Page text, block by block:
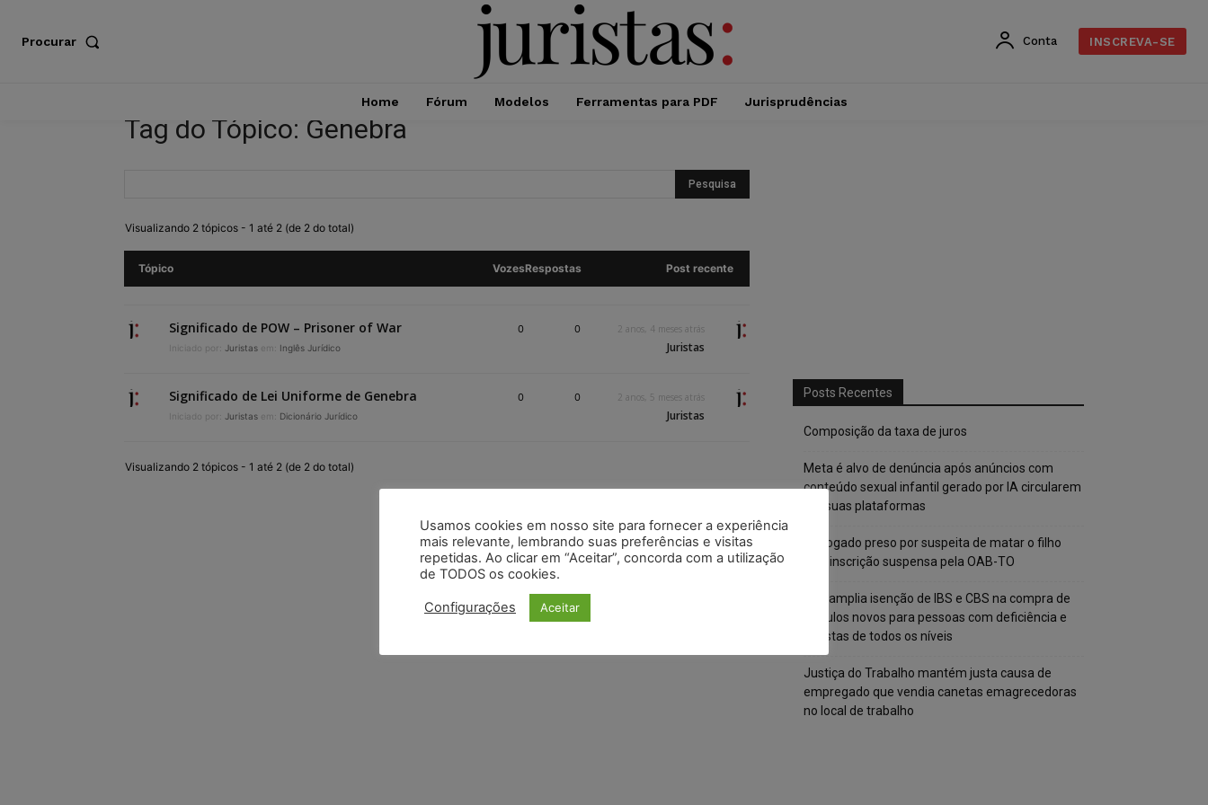
Procurar Conta INSCREVA-SE
Home Fórum Modelos Ferramentas para PDF Jurisprudências
Tag do Tópico: Genebra
Visualizando 2 tópicos - 1 até 2 (de 2 do total)
Tópico VozesRespostas Post recente
Significado de POW – Prisoner of War
Iniciado por: Juristas em: Inglês Jurídico
0 0 2 anos, 4 meses atrás
Juristas
Significado de Lei Uniforme de Genebra
Iniciado por: Juristas em: Dicionário Jurídico
0 0 2 anos, 5 meses atrás
Juristas
Visualizando 2 tópicos - 1 até 2 (de 2 do total)
Posts Recentes
Composição da taxa de juros
Meta é alvo de denúncia após anúncios com
conteúdo sexual infantil gerado por IA circularem
em suas plataformas
Advogado preso por suspeita de matar o filho
tem inscrição suspensa pela OAB-TO
STF amplia isenção de IBS e CBS na compra de
veículos novos para pessoas com deficiência e
autistas de todos os níveis
Justiça do Trabalho mantém justa causa de
empregado que vendia canetas emagrecedoras
no local de trabalho
Usamos cookies em nosso site para fornecer a experiência
mais relevante, lembrando suas preferências e visitas
repetidas. Ao clicar em “Aceitar”, concorda com a utilização
de TODOS os cookies.
Configurações Aceitar